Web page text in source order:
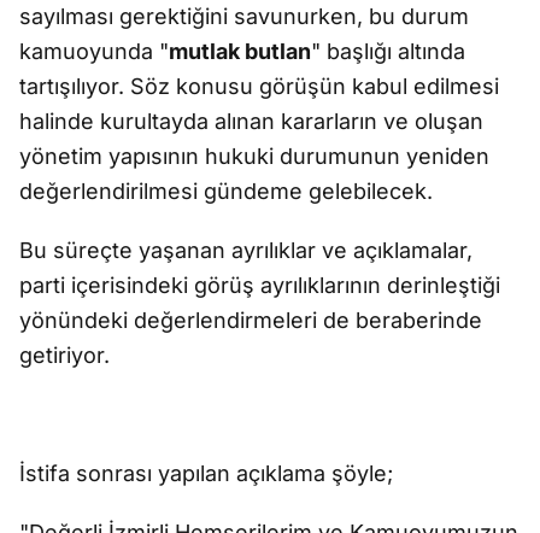
sayılması gerektiğini savunurken, bu durum
kamuoyunda "mutlak butlan" başlığı altında
tartışılıyor. Söz konusu görüşün kabul edilmesi
halinde kurultayda alınan kararların ve oluşan
yönetim yapısının hukuki durumunun yeniden
değerlendirilmesi gündeme gelebilecek.
Bu süreçte yaşanan ayrılıklar ve açıklamalar,
parti içerisindeki görüş ayrılıklarının derinleştiği
yönündeki değerlendirmeleri de beraberinde
getiriyor.
İstifa sonrası yapılan açıklama şöyle;